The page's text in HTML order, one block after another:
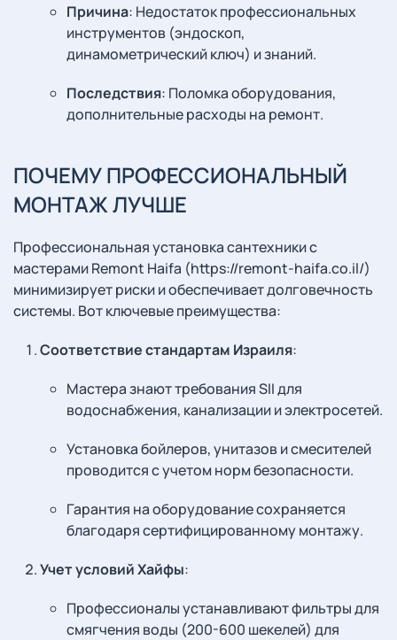
Причина: Недостаток профессиональных
инструментов (эндоскоп,
динамометрический ключ) и знаний.
Последствия: Поломка оборудования,
дополнительные расходы на ремонт.
ПОЧЕМУ ПРОФЕССИОНАЛЬНЫЙ
МОНТАЖ ЛУЧШЕ
Профессиональная установка сантехники с
мастерами Remont Haifa (https://remont-haifa.co.il/)
минимизирует риски и обеспечивает долговечность
системы. Вот ключевые преимущества:
Соответствие стандартам Израиля:
Мастера знают требования SII для
водоснабжения, канализации и электросетей.
Установка бойлеров, унитазов и смесителей
проводится с учетом норм безопасности.
Гарантия на оборудование сохраняется
благодаря сертифицированному монтажу.
Учет условий Хайфы:
Профессионалы устанавливают фильтры для
смягчения воды (200-600 шекелей) для